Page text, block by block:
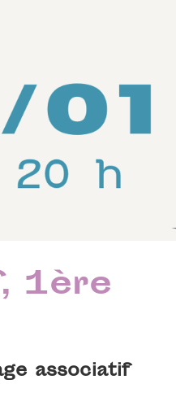
1ère
associatif